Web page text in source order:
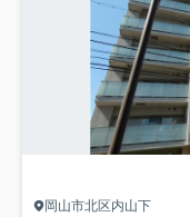
岡山市北区内山下